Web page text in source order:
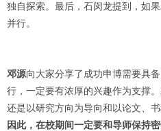
独自探索。最后，石闵龙提到，如
并行。
邓源向大家分享了成功申博需要具
行，一定要有浓厚的兴趣作为支撑
还是以研究方向为导向和以论文、
因此，在校期间一定要和导师保持